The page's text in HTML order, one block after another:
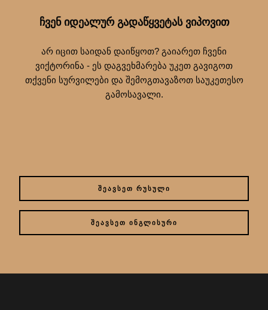
ᲩᲕᲔᲜ ᲘᲓᲔᲐᲚᲣᲠ ᲒᲐᲓᲐᲬᲧᲕᲔᲢᲐᲡ ᲕᲘᲞᲝᲕᲘᲗ
არ იცით საიდან დაიწყოთ? გაიარეთ ჩვენი
ვიქტორინა - ეს დაგვეხმარება უკეთ გავიგოთ
თქვენი სურვილები და შემოგთავაზოთ საუკეთესო
გამოსავალი.
ᲨᲔᲐᲕᲡᲔᲗ ᲠᲣᲡᲣᲚᲘ
ᲨᲔᲐᲕᲡᲔᲗ ᲘᲜᲒᲚᲘᲡᲣᲠᲘ